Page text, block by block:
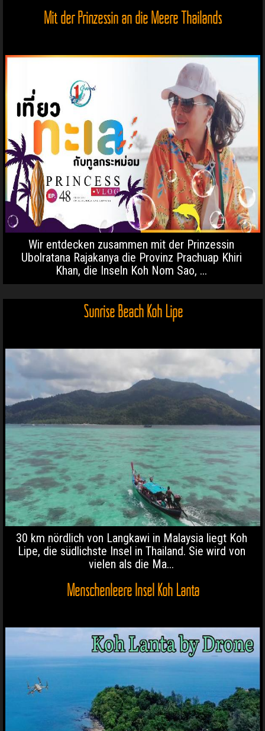
Mit der Prinzessin an die Meere Thailands
Wir entdecken zusammen mit der Prinzessin
Ubolratana Rajakanya die Provinz Prachuap Khiri
Khan, die Inseln Koh Nom Sao, ...
Sunrise Beach Koh Lipe
30 km nördlich von Langkawi in Malaysia liegt Koh
Lipe, die südlichste Insel in Thailand. Sie wird von
vielen als die Ma...
Menschenleere Insel Koh Lanta